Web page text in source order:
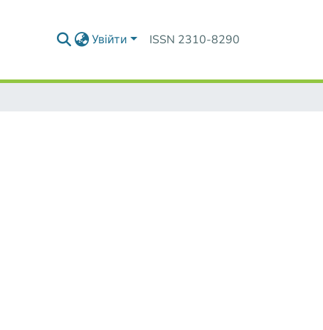
Увійти ISSN 2310-8290